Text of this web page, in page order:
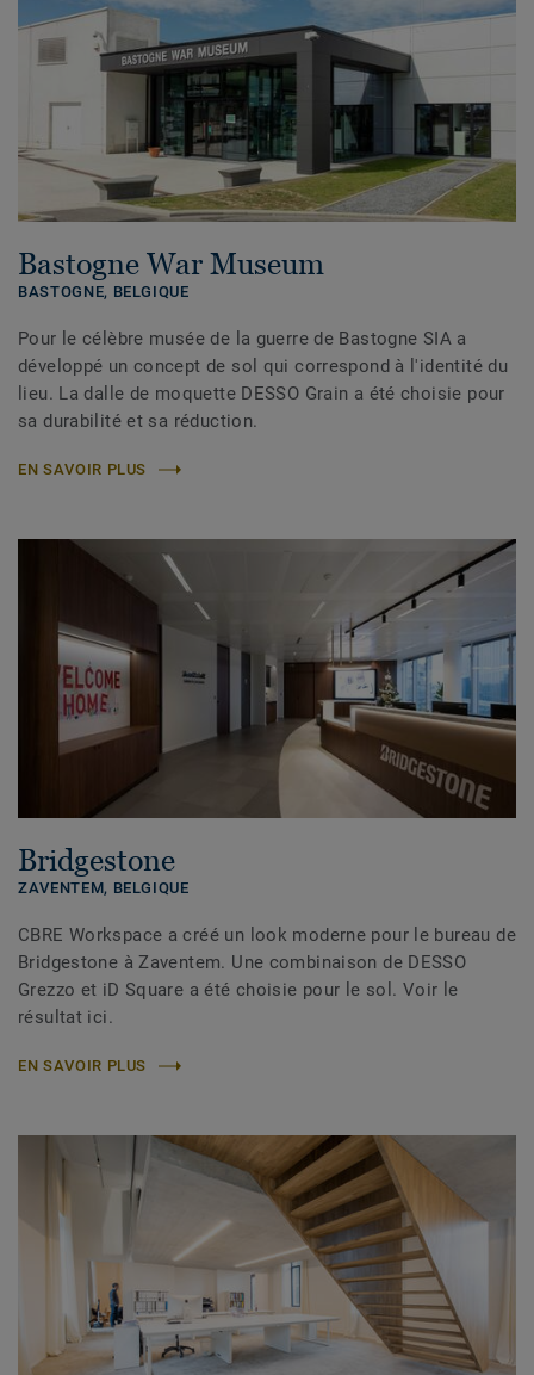
Bastogne War Museum
BASTOGNE, BELGIQUE
Pour le célèbre musée de la guerre de Bastogne SIA a
développé un concept de sol qui correspond à l'identité du
lieu. La dalle de moquette DESSO Grain a été choisie pour
sa durabilité et sa réduction.
EN SAVOIR PLUS
Bridgestone
ZAVENTEM, BELGIQUE
CBRE Workspace a créé un look moderne pour le bureau de
Bridgestone à Zaventem. Une combinaison de DESSO
Grezzo et iD Square a été choisie pour le sol. Voir le
résultat ici.
EN SAVOIR PLUS